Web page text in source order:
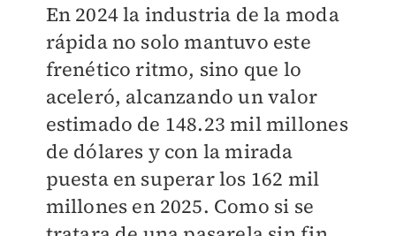
En 2024 la industria de la moda
rápida no solo mantuvo este
frenético ritmo, sino que lo
aceleró, alcanzando un valor
estimado de 148.23 mil millones
de dólares y con la mirada
puesta en superar los 162 mil
millones en 2025. Como si se